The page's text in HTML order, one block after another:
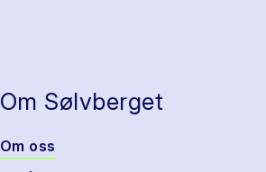
Om Sølvberget
Om oss